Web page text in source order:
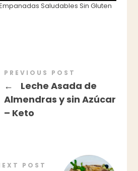
Saludables Sin Gluten
PREVIOUS POST
←
Leche Asada de
Almendras y sin Azúcar
– Keto
POST